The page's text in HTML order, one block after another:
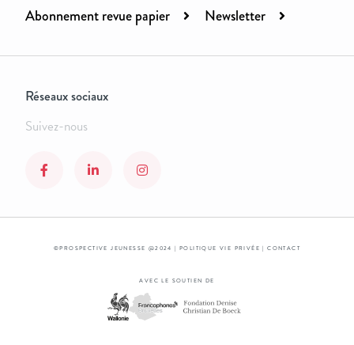
Abonnement revue papier Newsletter
Réseaux sociaux
Suivez-nous
©PROSPECTIVE JEUNESSE @2024 | POLITIQUE VIE PRIVÉE |CONTACT
AVEC LE SOUTIEN DE